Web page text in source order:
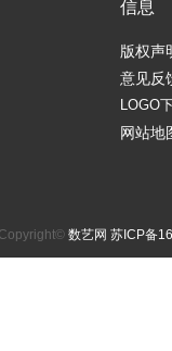
信息
版权声
意见反
LOGO
网站地
Copyright© 数艺网 苏ICP备